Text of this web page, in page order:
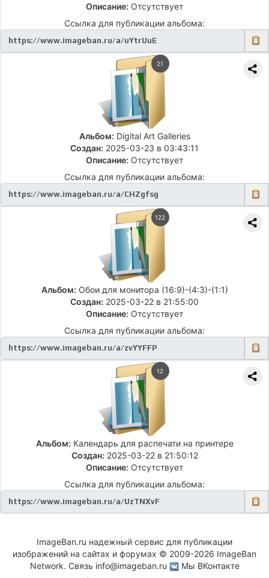
Описание: Отсутствует
Ссылка для публикации альбома:
21
Альбом: Digital Art Galleries
Создан: 2025-03-23 в 03:43:11
Описание: Отсутствует
Ссылка для публикации альбома:
122
Альбом: Обои для монитора (16:9)-(4:3)-(1:1)
Создан: 2025-03-22 в 21:55:00
Описание: Отсутствует
Ссылка для публикации альбома:
12
Альбом: Календарь для распечати на принтере
Создан: 2025-03-22 в 21:50:12
Описание: Отсутствует
Ссылка для публикации альбома:
ImageBan.ru надежный сервис для публикации
изображений на сайтах и форумах © 2009-2026 ImageBan
Network. Связь info@imageban.ru
Мы ВКонтакте